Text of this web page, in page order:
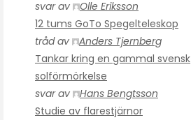
svar av
Olle Eriksson
12 tums GoTo Spegelteleskop
tråd av
Anders Tjernberg
Tankar kring en gammal svensk
solförmörkelse
svar av
Hans Bengtsson
Studie av flarestjärnor